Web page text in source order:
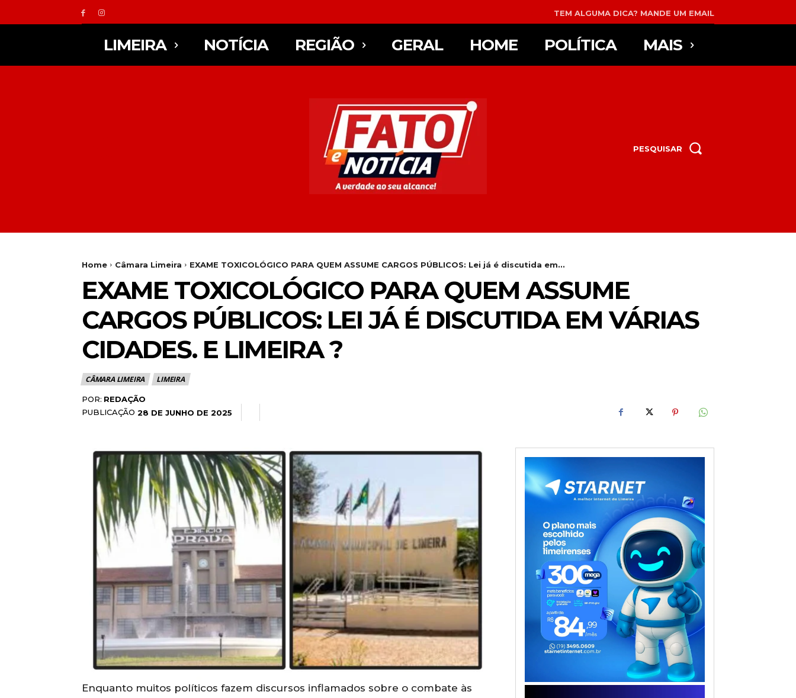
TEM ALGUMA DICA? MANDE UM EMAIL
LIMEIRA NOTÍCIA REGIÃO GERAL HOME POLÍTICA MAIS
PESQUISAR
Home Câmara Limeira EXAME TOXICOLÓGICO PARA QUEM ASSUME CARGOS PÚBLICOS: Lei já é discutida em...
EXAME TOXICOLÓGICO PARA QUEM ASSUME
CARGOS PÚBLICOS: LEI JÁ É DISCUTIDA EM VÁRIAS
CIDADES. E LIMEIRA ?
CÂMARA LIMEIRA LIMEIRA
POR: REDAÇÃO
PUBLICAÇÃO 28 DE JUNHO DE 2025
Enquanto muitos políticos fazem discursos inflamados sobre o combate às